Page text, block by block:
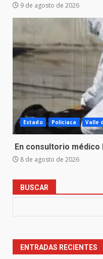
9 de agosto de 2026
Estado Policiaca Valle
En consultorio médico
8 de agosto de 2026
BUSCAR
ENTRADAS RECIENTES